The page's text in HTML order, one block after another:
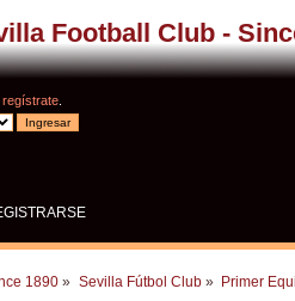
Football Club -
regístrate
1890 » Sevilla Fútbol Club» Primer